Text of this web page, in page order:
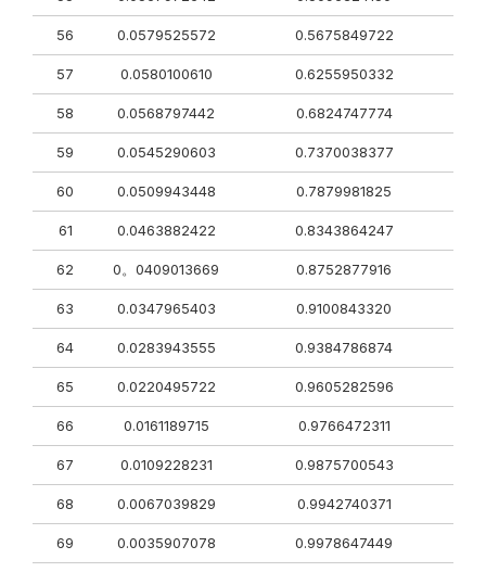
56 0.0579525572 0.5675849722
57 0.0580100610 0.6255950332
58 0.0568797442 0.6824747774
59 0.0545290603 0.7370038377
60 0.0509943448 0.7879981825
61 0.0463882422 0.8343864247
62 0。0409013669 0.8752877916
63 0.0347965403 0.9100843320
64 0.0283943555 0.9384786874
65 0.0220495722 0.9605282596
66 0.0161189715 0.9766472311
67 0.0109228231 0.9875700543
68 0.0067039829 0.9942740371
69 0.0035907078 0.9978647449